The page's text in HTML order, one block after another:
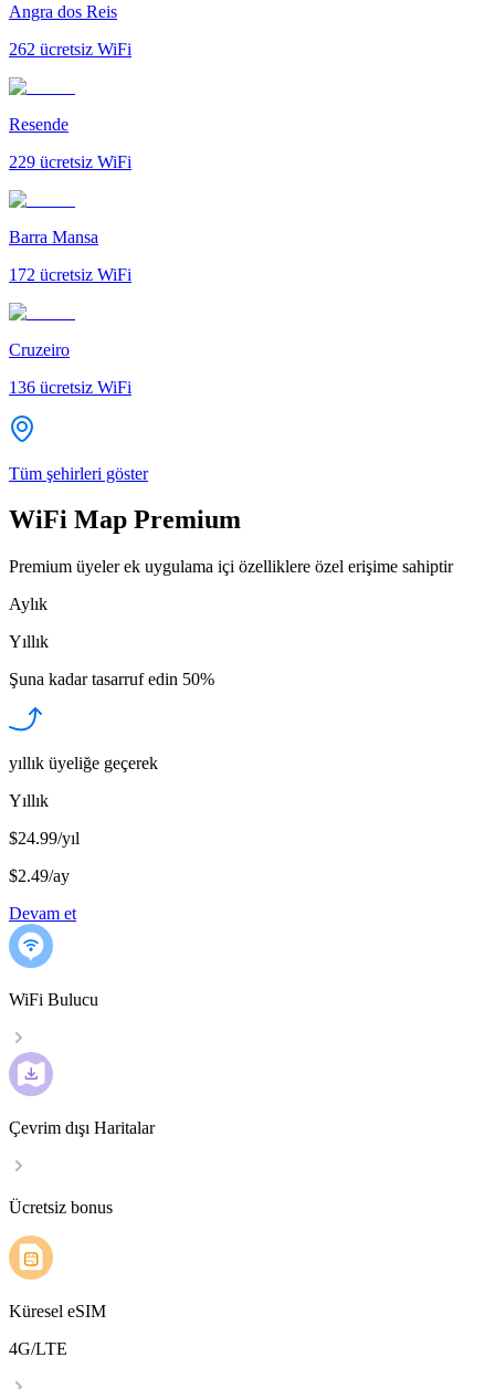
Angra dos Reis
262 ücretsiz WiFi
Resende
229 ücretsiz WiFi
Barra Mansa
172 ücretsiz WiFi
Cruzeiro
136 ücretsiz WiFi
Tüm şehirleri göster
WiFi Map Premium
Premium üyeler ek uygulama içi özelliklere özel erişime sahiptir
Aylık
Yıllık
Şuna kadar tasarruf edin 50%
yıllık üyeliğe geçerek
Yıllık
$24.99/yıl
$2.49/ay
Devam et
WiFi Bulucu
Çevrim dışı Haritalar
Ücretsiz bonus
Küresel eSIM
4G/LTE